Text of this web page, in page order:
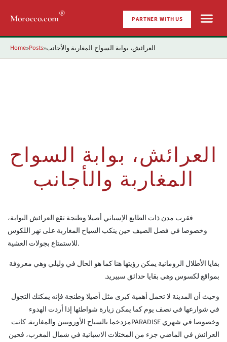
Morocco.com® PARTNER WITH US
Home»Posts»العرائش، بوابة السواح المغاربة والأجانب
العرائش، بوابة السواح
المغاربة والأجانب
فقرب مدن ذات الطابع الإسباني أصيلا وطنجة تقع العرائش البوابة،
وخصوصا في فصل الصيف حين ينكب السياح المغاربة على نهر اللكوس
للاستمتاع بجولات العشية.
بقايا الأطلال الرومانية يمكن رؤيتها هنا كما هو الحال في وليلي وهي معروفة
بمواقع لكسوس وهي بقايا حدائق سبيريد.
وحيث أن المدينة لا تحمل أهمية كبرى مثل أصيلا وطنجة فإنه يمكنك التجول
في شوارعها في نصف يوم كما يمكن زيارة شواطئها إذا أردت الهدوء
وخصوصا في شهري PARADISEمزدخما بالسياح الأوروبيين والمغاربة. كانت
العرائش في الماضي جزء من المختلات الاسبانية في شمال المغرب، فحين